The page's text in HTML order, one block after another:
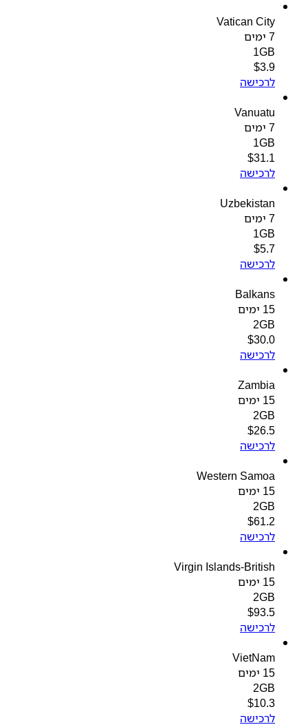
Vatican City
1GB
$
לרכישה
Vanuatu
1GB
$31.1
לרכישה
Uzbekistan
1GB
$
לרכישה
Balkans
2GB
$30.0
לרכישה
Zambia
2GB
$26.5
לרכישה
Western Samoa
2GB
$61.2
לרכישה
Virgin Islands-British
2GB
$93.5
לרכישה
VietNam
2GB
$10.3
לרכישה